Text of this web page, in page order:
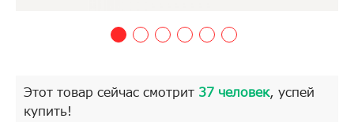
Этот товар сейчас смотрит 37 человек, успей
купить!